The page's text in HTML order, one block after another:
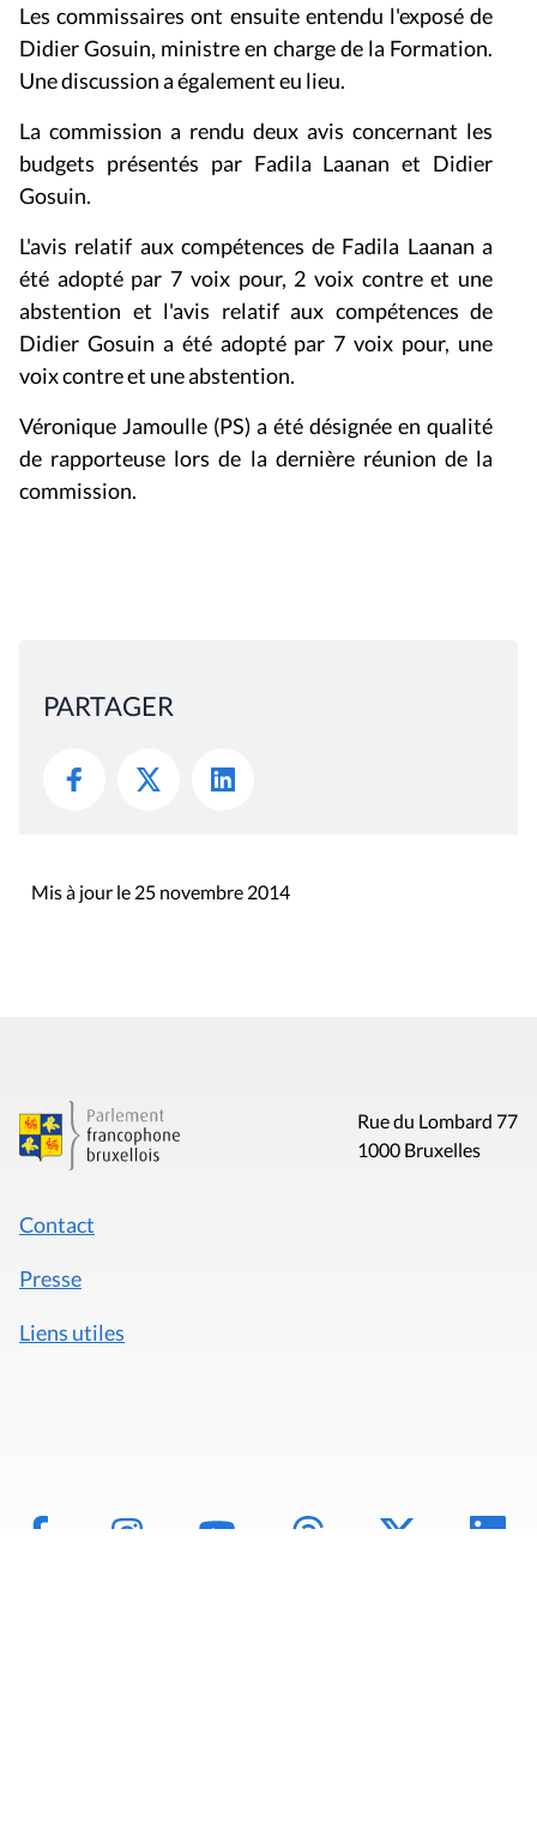
Les commissaires ont ensuite entendu l'exposé de
Didier Gosuin, ministre en charge de la Formation.
Une discussion a également eu lieu.
La commission a rendu deux avis concernant les
budgets présentés par Fadila Laanan et Didier
Gosuin.
L'avis relatif aux compétences de Fadila Laanan a
été adopté par 7 voix pour, 2 voix contre et une
abstention et l'avis relatif aux compétences de
Didier Gosuin a été adopté par 7 voix pour, une
voix contre et une abstention.
Véronique Jamoulle (PS) a été désignée en qualité
de rapporteuse lors de la dernière réunion de la
commission.
PARTAGER
Mis à jour le 25 novembre 2014
Rue du Lombard 77
1000 Bruxelles
Contact
Presse
Liens utiles